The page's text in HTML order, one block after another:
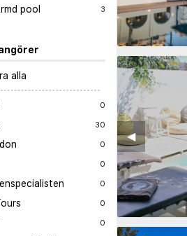
pool 3
alla
0
30
0
0
0
0
0
◀︎